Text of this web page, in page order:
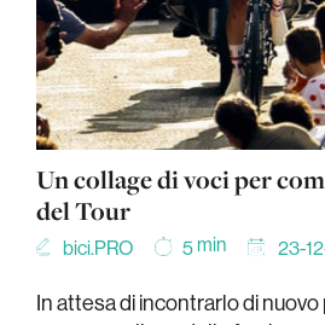
Un collage di voci per
del Tour
bici.PRO 5min 23-
In attesa di incontrarlo di